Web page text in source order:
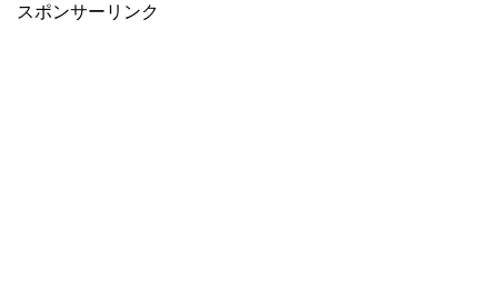
スポンサーリンク